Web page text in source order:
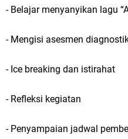
- Belajar menyanyikan lagu
- Mengisi asesmen
- Ice breaking dan istirahat
- Refleksi kegiatan
- Penyampaian jadwal